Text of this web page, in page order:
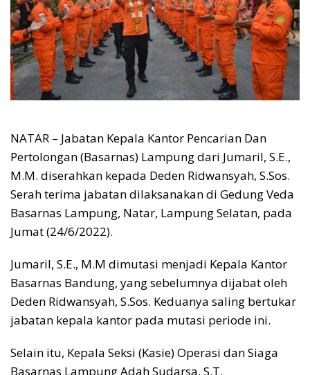
NATAR – Jabatan Kepala Kantor Pencarian Dan
Pertolongan (Basarnas) Lampung dari Jumaril, S.E.,
M.M. diserahkan kepada Deden Ridwansyah, S.Sos.
Serah terima jabatan dilaksanakan di Gedung Veda
Basarnas Lampung, Natar, Lampung Selatan, pada
Jumat (24/6/2022).
Jumaril, S.E., M.M dimutasi menjadi Kepala Kantor
Basarnas Bandung, yang sebelumnya dijabat oleh
Deden Ridwansyah, S.Sos. Keduanya saling bertukar
jabatan kepala kantor pada mutasi periode ini.
Selain itu, Kepala Seksi (Kasie) Operasi dan Siaga
Basarnas Lampung Adah Sudarsa, S.T.